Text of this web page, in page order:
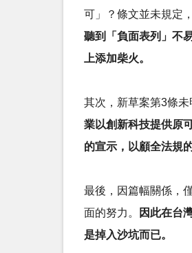
可」？條文並未規定
聽到「負面表列」不
上添加柴火。
其次，新草案第3條
業以創新科技提供原
的宣示，以顧全法規
最後，因篇幅關係，
面的努力。
因此在台
是掉入沙坑而已。